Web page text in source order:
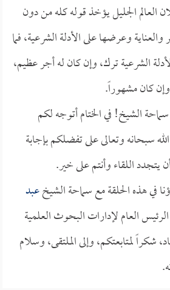
العالم الجليل يؤخذ قوله كله من دون
وعرضها على الأدلة الشرعية، فما
الشرعية ترك، وإن كان له أجر عظيم،
وإن كان مشهوراً.
الشيخ! في الختام أتوجه لكم
سبحانه وتعالى على تفضلكم بإجابة
يتجدد اللقاء وأنتم على خير.
في هذه الحلقة مع سماحة الشيخعبد
الرئيس العام لإدارات البحوث العلمية
شكراً لمتابعتكم، وإلى الملتقى، وسلام